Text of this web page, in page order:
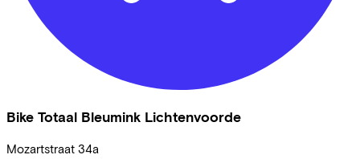
Bike Totaal Bleumink Lichtenvoorde
Mozartstraat 34a